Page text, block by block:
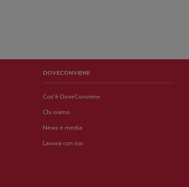
DOVECONVIENE
Cos'è DoveConviene
Chi siamo
News e media
Lavora con noi